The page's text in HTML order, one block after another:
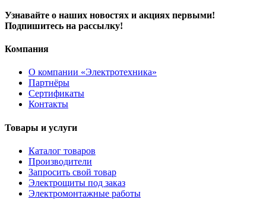
Узнавайте о наших новостях и акциях первыми!
Подпишитесь на рассылку!
Компания
О компании «Электротехника»
Партнёры
Сертификаты
Контакты
Товары и услуги
Каталог товаров
Производители
Запросить свой товар
Электрощиты под заказ
Электромонтажные работы